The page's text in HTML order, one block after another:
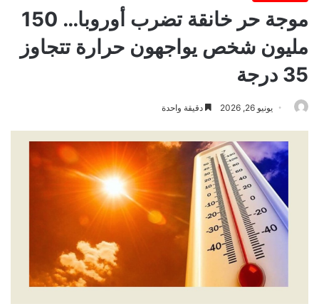
موجة حر خانقة تضرب أوروبا… 150
مليون شخص يواجهون حرارة تتجاوز
35 درجة
يونيو 26, 2026 دقيقة واحدة